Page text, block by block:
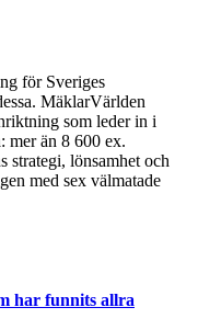
för Sveriges
MäklarVärlden
som leder in i
mer än 8 600 ex.
strategi, lönsamhet och
med sex välmatade
har funnits allra